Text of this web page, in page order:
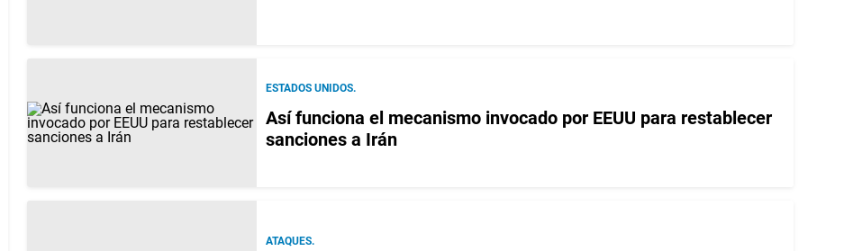
ESTADOS UNIDOS.
Así funciona el mecanismo invocado por EEUU para restablecer
sanciones a Irán
ATAQUES.